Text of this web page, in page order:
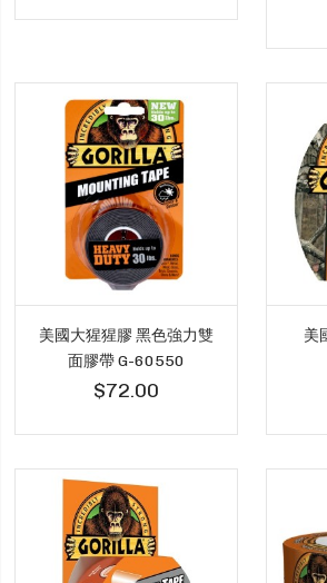
美國大猩猩膠 黑色強力雙
面膠帶 G-60550
$72.00
美